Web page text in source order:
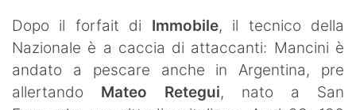
Dopo il forfait di Immobile, il tecnico della
Nazionale è a caccia di attaccanti: Mancini è
andato a pescare anche in Argentina, pre
allertando Mateo Retegui, nato a San